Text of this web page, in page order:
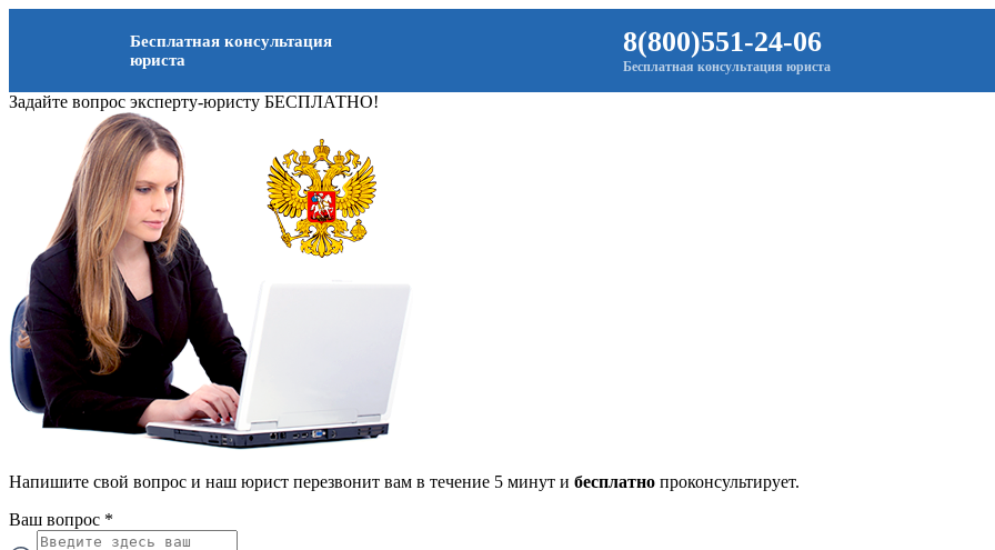
Бесплатная консультация
юриста
8(800)551-24-06
Бесплатная консультация юриста
Задайте вопрос эксперту-юристу БЕСПЛАТНО!
Напишите свой вопрос и наш юрист перезвонит вам в течение 5 минут и бесплатно проконсультирует.
Ваш вопрос *